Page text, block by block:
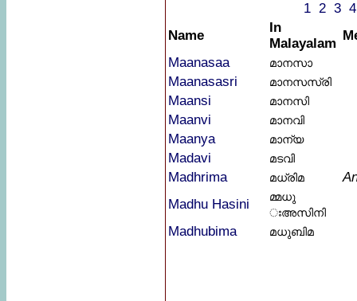
1 2 3 4
Name
In
Malayalam
Maanasaa
മാനസാ
Maanasasri മാനസസ്രി
Maansi മാനസി
Maanvi മാനവി
Maanya മാന്യ
Madavi മടവി
Madhrima മധ്രിമ
Madhu Hasini
മ്മധു
ഃഅസിനി
Madhubima മധുബിമ